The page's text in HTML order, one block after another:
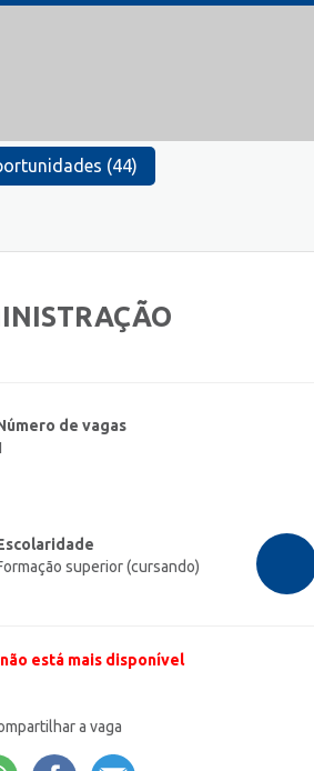
(44)
de vagas
superior (cursando)
está mais disponível
a vaga